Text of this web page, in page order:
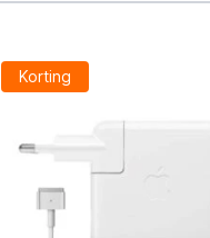
Korting